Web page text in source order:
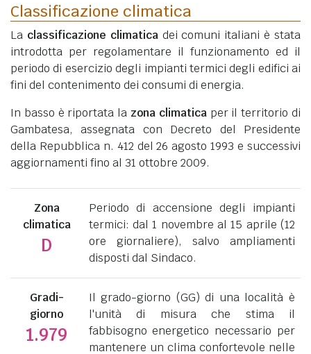
Classificazione climatica
La classificazione climaticadei comuni italiani è stata
introdotta per regolamentare il funzionamento ed il
periodo di esercizio degli impianti termici degli edifici ai
fini del contenimento dei consumi di energia.
In basso è riportata la zona climaticaper il territorio di
Gambatesa, assegnata con Decreto del Presidente
della Repubblica n. 412 del 26 agosto 1993 e successivi
aggiornamenti fino al 31 ottobre 2009.
Zona
climatica
D
Periodo di accensione degli impianti
termici: dal 1 novembre al 15 aprile (12
ore giornaliere), salvo ampliamenti
disposti dal Sindaco.
Gradi-
giorno
1.979
Il grado-giorno (GG) di una località è
l'unità di misura che stima il
fabbisogno energetico necessario per
mantenere un clima confortevole nelle